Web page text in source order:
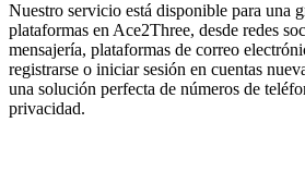
Nuestro servicio está disponible para una
plataformas en Ace2Three, desde redes
mensajería, plataformas de correo
registrarse o iniciar sesión en cuentas
una solución perfecta de números de
privacidad.